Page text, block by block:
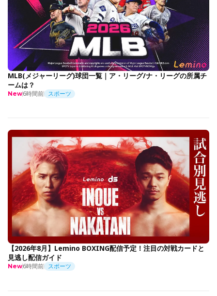
MLB(メジャーリーグ)球団一覧｜ア・リーグ/ナ・リーグの所属チ
ームは？
New6時間前 スポーツ
【2026年8月】Lemino BOXING配信予定！注目の対戦カードと
見逃し配信ガイド
New6時間前 スポーツ